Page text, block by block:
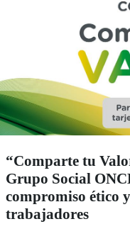
“Comparte tu
Grupo Social
compromiso ético
trabajadores